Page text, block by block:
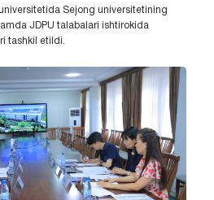
Sejong universitetining
JDPU talabalari ishtirokida
tashkil etildi.